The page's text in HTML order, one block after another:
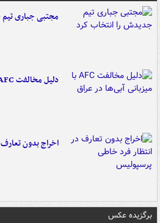
مجتبی جباری
دلیل مخالفت AFC با میزبانی آبی‌ها در عراق
اخراج بدون
برگزیده عکس